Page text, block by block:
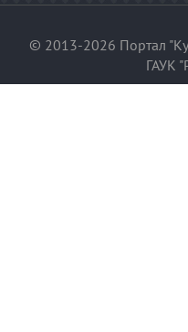
© 2013-2026 Портал
ГАУК